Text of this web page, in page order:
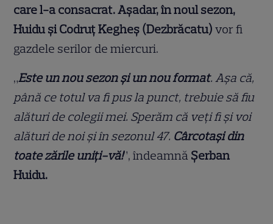
care l-a consacrat. Așadar, în noul sezon,
Huidu și Codruț Kegheș (Dezbrăcatu) vor fi
gazdele serilor de miercuri.
„Este un nou sezon și un nou format. Așa că,
până ce totul va fi pus la punct, trebuie să fiu
alături de colegii mei. Sperăm că veți fi și voi
alături de noi și în sezonul 47. Cârcotași din
toate zările uniți-vă!”, îndeamnă Șerban
Huidu.